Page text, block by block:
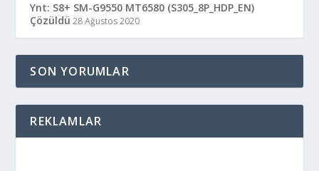
Ynt: S8+ SM-G9550 MT6580 (S305_8P_HDP_EN)
Çözüldü 28 Ağustos 2020
SON YORUMLAR
REKLAMLAR